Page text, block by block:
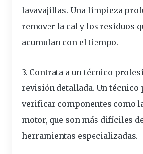
lavavajillas. Una limpieza
remover la cal y los residuos
acumulan con el tiempo.
3. Contrata a untécnico
revisión detallada. Un técnico
verificar componentes como
motor, que son más difíciles
herramientas especializadas.